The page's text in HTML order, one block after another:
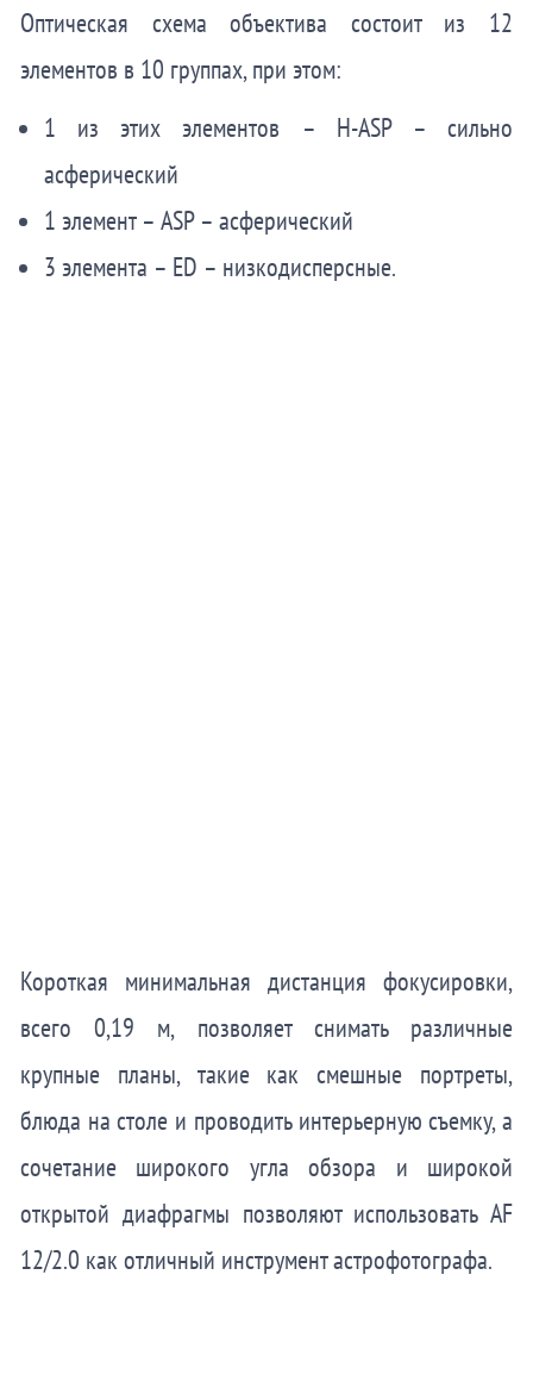
Оптическая схема объектива состоит из 12
элементов в 10 группах, при этом:
1 из этих элементов – H-ASP – сильно
асферический
1 элемент – ASP – асферический
3 элемента – ED – низкодисперсные.
Короткая минимальная дистанция фокусировки,
всего 0,19 м, позволяет снимать различные
крупные планы, такие как смешные портреты,
блюда на столе и проводить интерьерную съемку, а
сочетание широкого угла обзора и широкой
открытой диафрагмы позволяют использовать AF
12/2.0 как отличный инструмент астрофотографа.